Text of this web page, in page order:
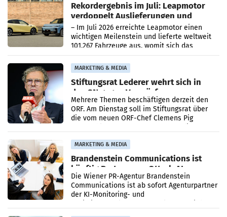
Rekordergebnis im Juli: Leapmotor
verdoppelt Auslieferungen und
überschreitet die 100.000er-Marke
– Im Juli 2026 erreichte Leapmotor einen
wichtigen Meilenstein und lieferte weltweit
101.267 Fahrzeuge aus, womit sich das
Ergebnis gegenüber Juli 2025 mehr als
verdoppelte (+102
MARKETING & MEDIA
Stiftungsrat Lederer wehrt sich in
den SN gegen Vorwürfe
Mehrere Themen beschäftigen derzeit den
ORF. Am Dienstag soll im Stiftungsrat über
die vom neuen ORF-Chef Clemens Pig
MARKETING & MEDIA
Brandenstein Communications ist
künftig Partner von OtterlyAI
Die Wiener PR-Agentur Brandenstein
Communications ist ab sofort Agenturpartner
der KI-Monitoring- und